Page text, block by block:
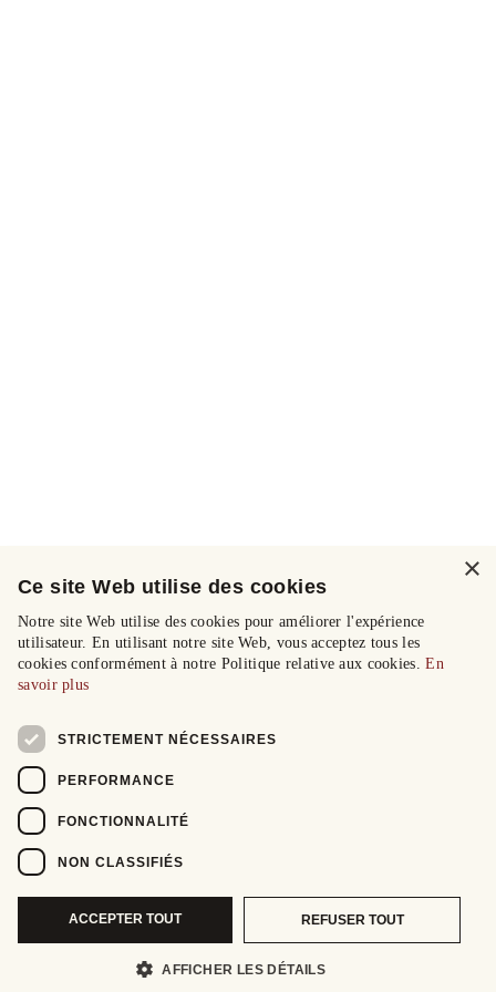
×
Ce site Web utilise des cookies
Notre site Web utilise des cookies pour améliorer l'expérience
utilisateur. En utilisant notre site Web, vous acceptez tous les
cookies conformément à notre Politique relative aux cookies.En
savoir plus
STRICTEMENT NÉCESSAIRES
PERFORMANCE
FONCTIONNALITÉ
NON CLASSIFIÉS
ACCEPTER TOUT REFUSER TOUT
AFFICHER LES DÉTAILS